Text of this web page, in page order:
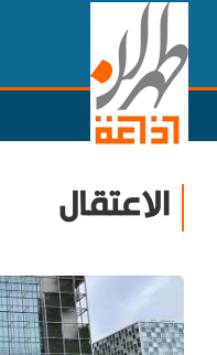
الاعتقال